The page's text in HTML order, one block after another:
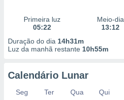
Primeira luz
05:22
Meio-dia
13:12
Duração do dia 14h31m
Luz da manhã restante 10h55m
Calendário Lunar
Seg Ter Qua Qui